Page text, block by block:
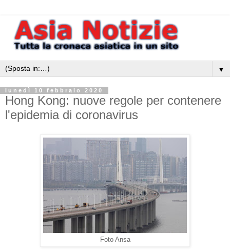
▼
lunedì 10 febbraio 2020
Hong Kong: nuove regole per contenere
l'epidemia di coronavirus
Foto Ansa